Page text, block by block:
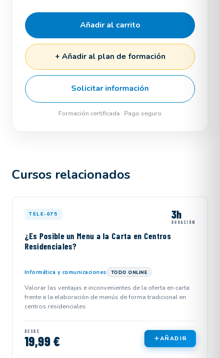
Añadir al carrito
+ Añadir al plan de formación
Solicitar información
Formación certificada · Pago seguro
Cursos relacionados
TELE-075 3h
DURACIÓN
¿Es Posible un Menu a la Carta en Centros
Residenciales?
Informática y comunicaciones TODO ONLINE
Valorar las ventajas e inconvenientes de la oferta en carta
frente a la elaboración de menús de forma tradicional en
centros residenciales
DESDE
19,99 € AÑADIR